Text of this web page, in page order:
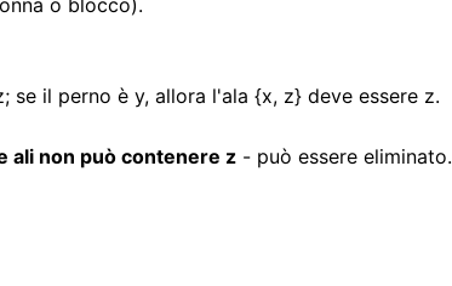
o blocco).
se il perno è y, allora l'ala {x, z} deve essere z.
ali non può contenere z - può essere eliminato.